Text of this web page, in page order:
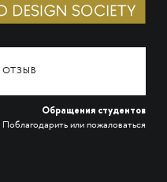
ОТЗЫВ
Обращения студентов
Поблагодарить или пожаловаться